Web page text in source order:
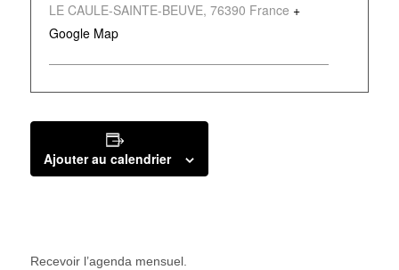
LE CAULE-SAINTE-BEUVE, 76390 France +
Google Map
Ajouter au calendrier
Recevoir l’agenda mensuel.